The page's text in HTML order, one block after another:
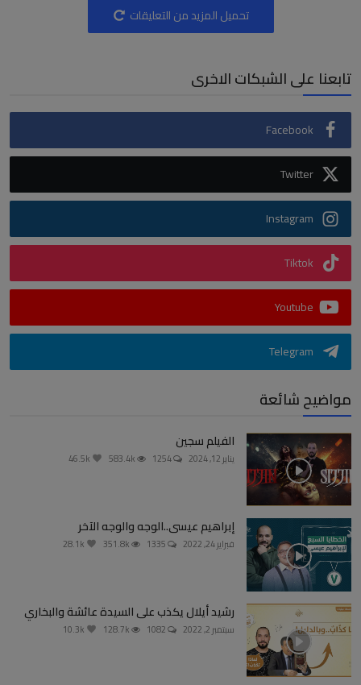
تحميل المزيد من التعليقات
تابعنا على الشبكات الاخرى
Facebook
Twitter
Instagram
Tiktok
Youtube
Telegram
مواضيح شائعة
الفيلم سجين
يناير 12, 2024
إبراهيم عيسى..الوجه والوجه الآخر
فبراير 24, 2022
رشيد أيلال يكذب على السيدة عائشة والبخاري
سبتمبر 2, 2022